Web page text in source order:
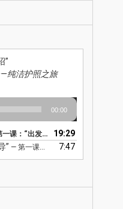
”
纯洁护照之旅
00:00
课：“出发了！”
19:29
” — 第一课：“出发了！” 7:47